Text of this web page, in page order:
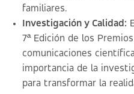
familiares.
Investigación y Calidad:
7ª Edición de los
comunicaciones
importancia de la
para transformar la